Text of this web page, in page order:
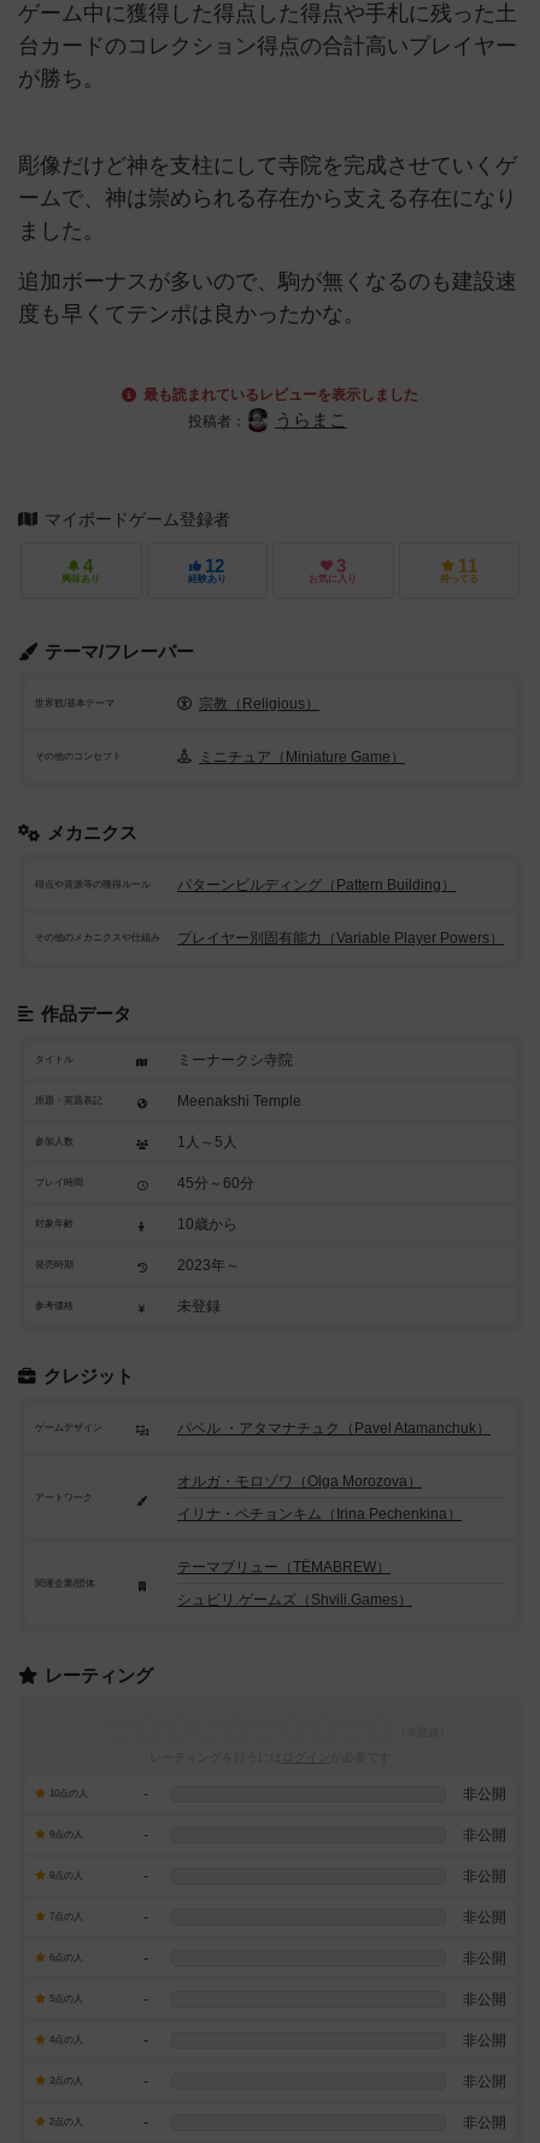
ゲーム中に獲得した得点した得点や手札に残った土
台カードのコレクション得点の合計高いプレイヤー
が勝ち。
彫像だけど神を支柱にして寺院を完成させていくゲ
ームで、神は崇められる存在から支える存在になり
ました。
追加ボーナスが多いので、駒が無くなるのも建設速
度も早くてテンポは良かったかな。
最も読まれているレビューを表示しました
投稿者：
うらまこ
マイボードゲーム登録者
4
興味あり
12
経験あり
3
お気に入り
11
持ってる
テーマ/フレーバー
世界観/基本テーマ 宗教（Religious）
その他のコンセプト ミニチュア（Miniature Game）
メカニクス
得点や資源等の獲得ルール パターンビルディング（Pattern Building）
その他のメカニクスや仕組み プレイヤー別固有能力（Variable Player Powers）
作品データ
タイトル ミーナークシ寺院
原題・英題表記 Meenakshi Temple
参加人数 1人～5人
プレイ時間 45分～60分
対象年齢 10歳から
発売時期 2023年～
参考価格 未登録
クレジット
ゲームデザイン パベル ・アタマナチュク（Pavel Atamanchuk）
アートワーク
オルガ・モロゾワ（Olga Morozova）
イリナ・ペチョンキム（Irina Pechenkina）
関連企業/団体
テーマブリュー（TËMABREW）
シュビリ.ゲームズ（Shvili.Games）
レーティング
10点の人 - 非公開
9点の人 - 非公開
8点の人 - 非公開
7点の人 - 非公開
6点の人 - 非公開
5点の人 - 非公開
4点の人 - 非公開
3点の人 - 非公開
2点の人 - 非公開